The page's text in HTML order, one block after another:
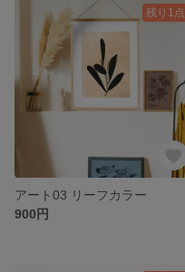
残り1点
アート03 リーフカラー
900円